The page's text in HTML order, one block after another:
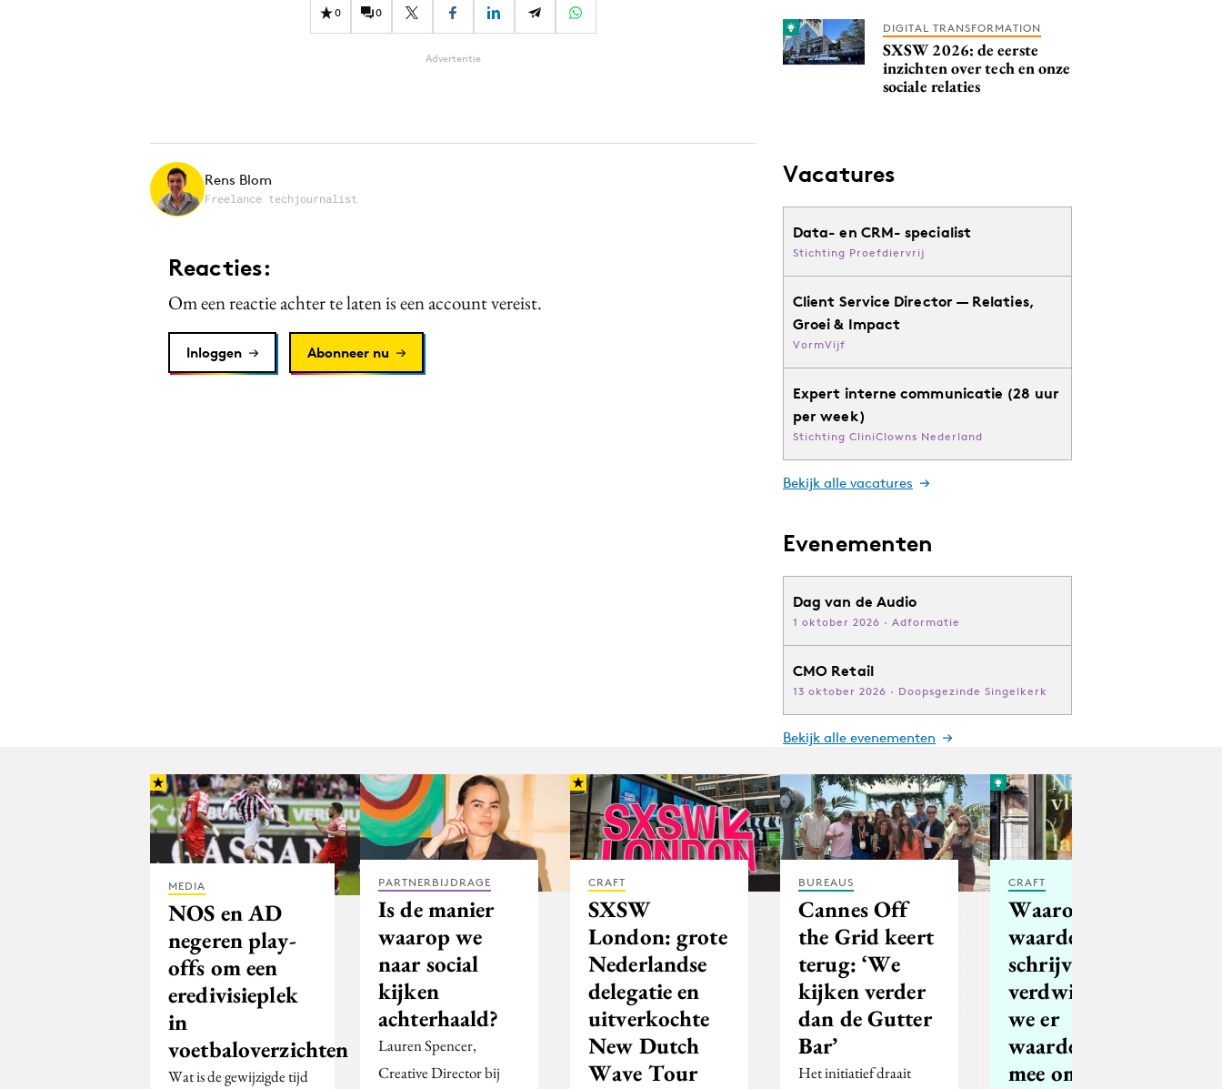
0 0
Advertentie
Rens Blom
Freelance techjournalist
Reacties:
Om een reactie achter te laten is een account vereist.
Inloggen Abonneer nu
DIGITAL TRANSFORMATION
SXSW 2026: de eerste
inzichten over tech en onze
sociale relaties
Vacatures
Data- en CRM- specialist
Stichting Proefdiervrij
Client Service Director — Relaties,
Groei & Impact
VormVijf
Expert interne communicatie (28 uur
per week)
Stichting CliniClowns Nederland
Bekijk alle vacatures
Evenementen
Dag van de Audio
1 oktober 2026 · Adformatie
CMO Retail
13 oktober 2026 · Doopsgezinde Singelkerk
Bekijk alle evenementen
MEDIA
NOS en AD
negeren play-
offs om een
eredivisieplek
in
voetbaloverzichten
Wat is de gewijzigde tijd
PARTNERBIJDRAGE
Is de manier
waarop we
naar social
kijken
achterhaald?
Lauren Spencer,
Creative Director bij
CRAFT
SXSW
London: grote
Nederlandse
delegatie en
uitverkochte
New Dutch
Wave Tour
BUREAUS
Cannes Off
the Grid keert
terug: ‘We
kijken verder
dan de Gutter
Bar’
Het initiatief draait
CRAFT
Waarom de
waarde van
schrijven
verdwijnt als
we er
waardeloos
mee omgaan